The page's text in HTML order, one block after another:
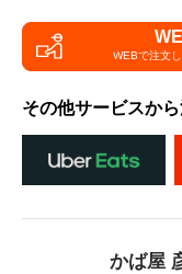
WEBで注文し
その他サービスか
かば屋